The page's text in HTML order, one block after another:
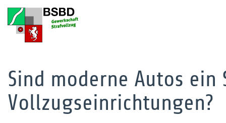
Sind moderne Autos
Vollzugseinrichtungen?